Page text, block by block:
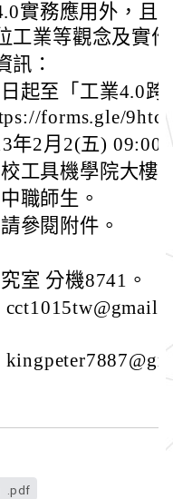
實務應用外，且
工業等觀念及實
訊：
起至「工業4.0
forms.gle/
年2月2(五)
工具機學院大樓
職師生。
參閱附件。
室 分機8741。
.pdf